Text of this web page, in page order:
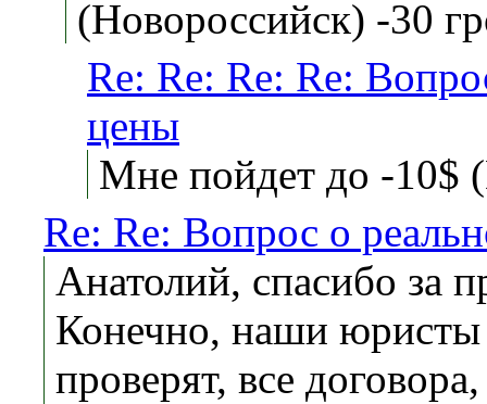
(Новороссийск) -30
Re: Re: Re: Re:
цены
Мне пойдет до -10$
Re: Re: Вопрос о
Анатолий, спасибо за
Конечно, наши юристы
проверят, все